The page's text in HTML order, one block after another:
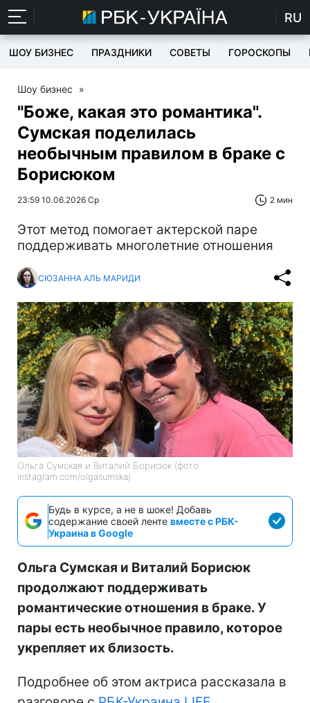
RU
ШОУ БИЗНЕС ПРАЗДНИКИ СОВЕТЫ ГОРОСКОПЫ
Шоу бизнес »
"Боже, какая это романтика".
Сумская поделилась
необычным правилом в браке с
Борисюком
23:59 10.06.2026 Ср 2 мин
Этот метод помогает актерской паре
поддерживать многолетние отношения
СЮЗАННА АЛЬ МАРИДИ
Ольга Сумская и Виталий Борисюк (фото:
instagram.com/olgasumska)
Будь в курсе, а не в шоке! Добавь
содержание своей ленте вместе с РБК-
Украина в Google
Ольга Сумская и Виталий Борисюк
продолжают поддерживать
романтические отношения в браке. У
пары есть необычное правило, которое
укрепляет их близость.
Подробнее об этом актриса рассказала в